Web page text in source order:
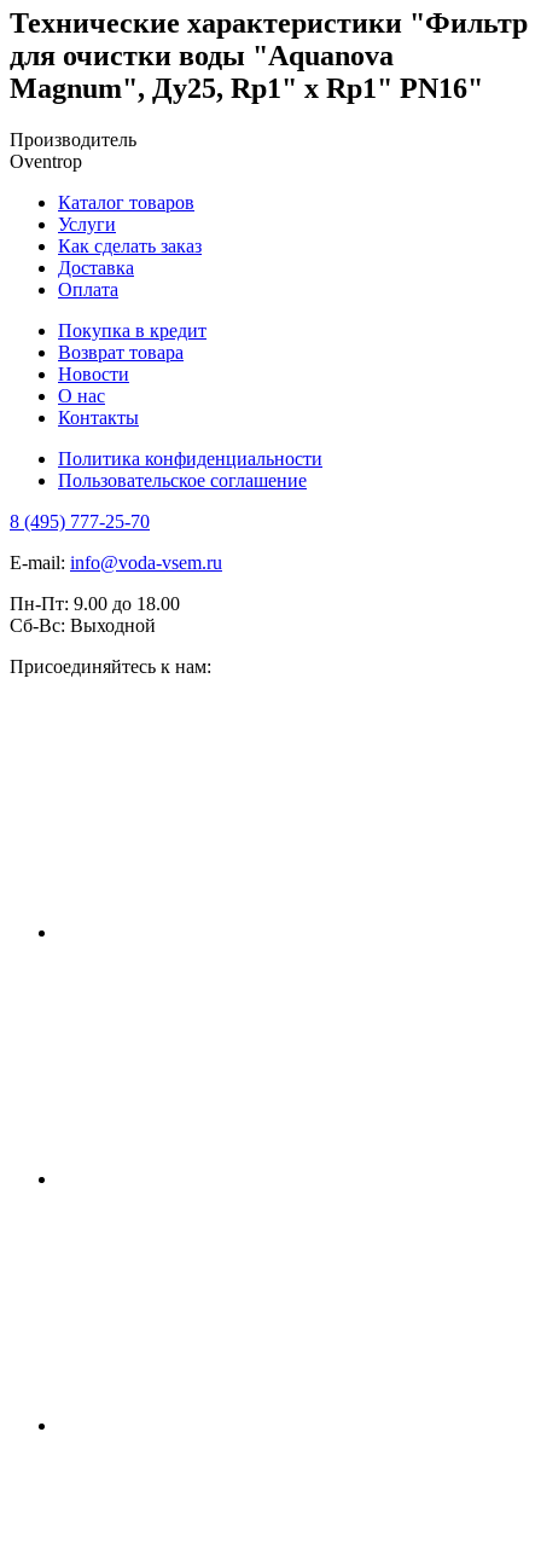
Технические характеристики "Фильтр
для очистки воды "Aquanova
Magnum", Ду25, Rp1" x Rp1" PN16"
Производитель
Oventrop
Каталог товаров
Услуги
Как сделать заказ
Доставка
Оплата
Покупка в кредит
Возврат товара
Новости
О нас
Контакты
Политика конфиденциальности
Пользовательское соглашение
8 (495) 777-25-70
E-mail: info@voda-vsem.ru
Пн-Пт: 9.00 до 18.00
Сб-Вс: Выходной
Присоединяйтесь к нам: